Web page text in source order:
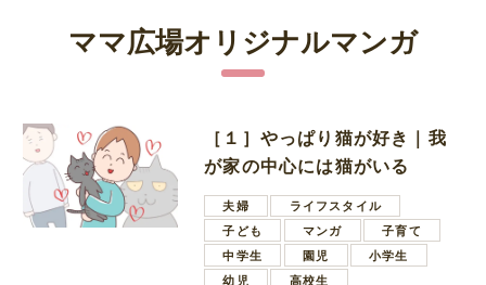
ママ広場オリジナルマンガ
［１］やっぱり猫が好き｜我
が家の中心には猫がいる
夫婦
ライフスタイル
子ども
マンガ
子育て
中学生
園児
小学生
幼児
高校生